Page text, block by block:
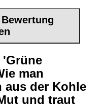
'Grüne
man
aus der Kohle
und traut